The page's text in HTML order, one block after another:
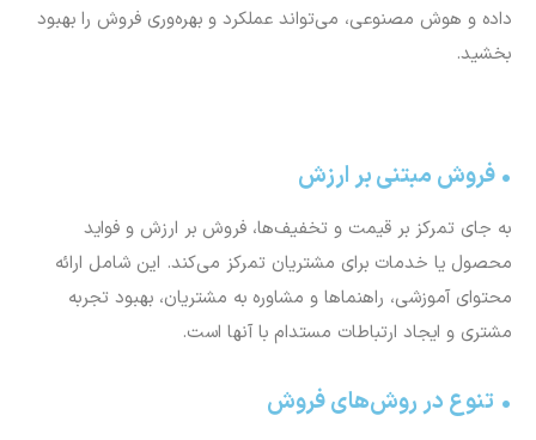
داده و هوش مصنوعی، می‌تواند عملکرد و بهره‌وری فروش را بهبود
بخشید.
• فروش مبتنی بر ارزش
به جای تمرکز بر قیمت و تخفیف‌ها، فروش بر ارزش و فواید
محصول یا خدمات برای مشتریان تمرکز می‌کند. این شامل ارائه
محتوای آموزشی، راهنماها و مشاوره به مشتریان، بهبود تجربه
مشتری و ایجاد ارتباطات مستدام با آنها است.
• تنوع در روش‌های فروش